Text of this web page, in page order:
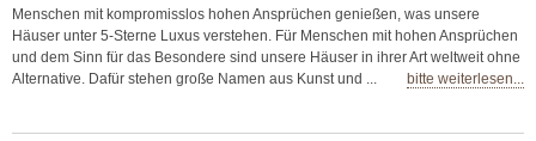
Menschen mit kompromisslos hohen Ansprüchen genießen, was unsere
Häuser unter 5-Sterne Luxus verstehen. Für Menschen mit hohen Ansprüchen
und dem Sinn für das Besondere sind unsere Häuser in ihrer Art weltweit ohne
Alternative. Dafür stehen große Namen aus Kunst und ...
bitte weiterlesen...